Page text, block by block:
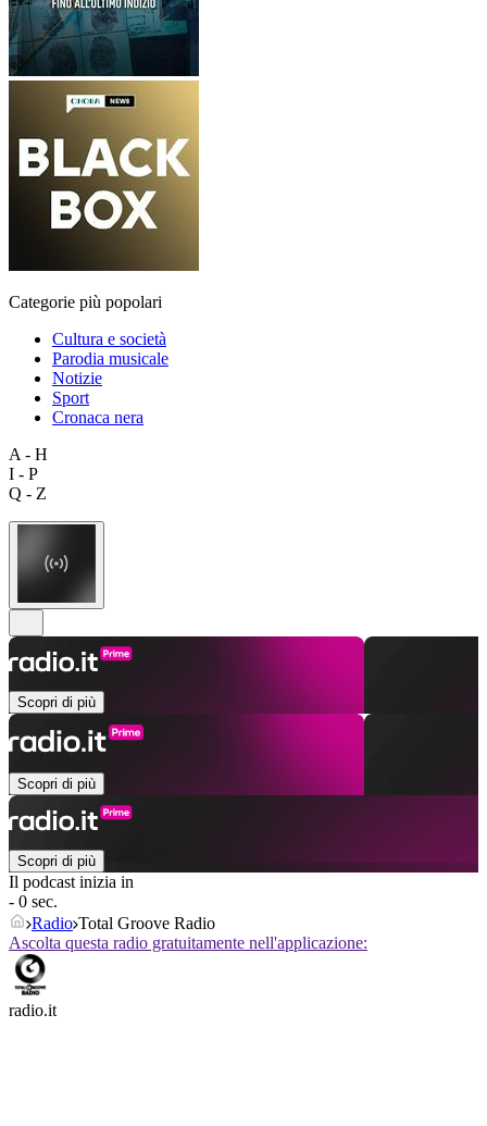
Categorie più popolari
Cultura e società
Parodia musicale
Notizie
Sport
Cronaca nera
A - H
I - P
Q - Z
Scopri di più
Scopri di più
Scopri di più
Il podcast inizia in
- 0 sec.
Radio Total Groove Radio
Ascolta questa radio gratuitamente nell'applicazione:
radio.it